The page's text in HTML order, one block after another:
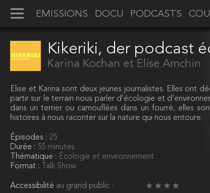
EMISSIONS DOCU PODCASTS
Kikeriki, der podcast
Karina Kochan et Elise Amchin
Elise et Karina sont deux jeunes journalistes. Elles ont
partir sur le terrain nous parler d’écologie et
dans un terrier ou camouflées dans un fourré, elles
histoires à nous raconter sur la nature qui nous entoure.
Épisodes : 25
Durée : 55 minutes
Thématique : Écologie et environnement
Format :
Talk Show
Accessibilité au grand public :